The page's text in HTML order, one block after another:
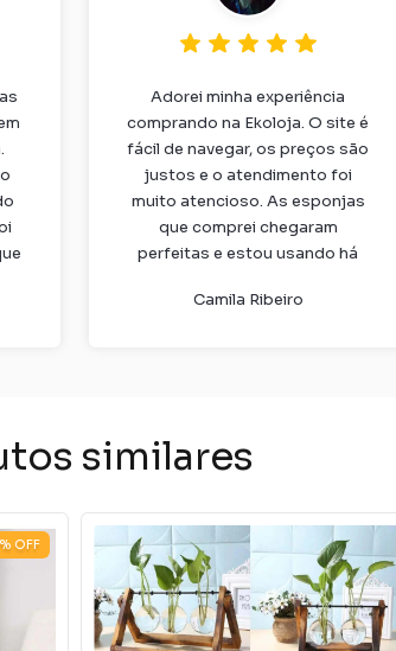
Adorei minha experiência
comprando na Ekoloja. O site é
fácil de navegar, os preços são
justos e o atendimento foi
muito atencioso. As esponjas
que comprei chegaram
perfeitas e estou usando há
resistentes.
Camila Ribeiro
similares
% OFF